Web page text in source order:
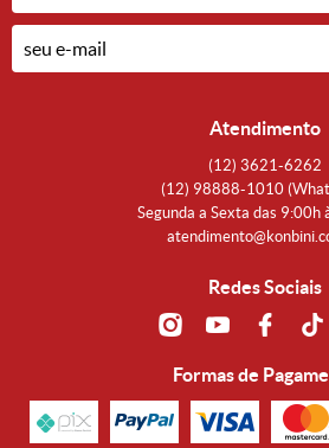
Atendimento
(12) 3621-6262
(12) 98888-1010
Segunda a Sexta das 9:00h
Redes Sociais
Formas de